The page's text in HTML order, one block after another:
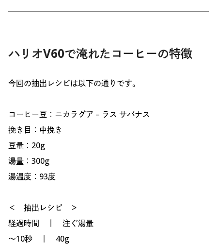
ハリオV60で淹れたコーヒーの特徴
今回の抽出レシピは以下の通りです。
コーヒー豆：ニカラグア – ラス サバナス
挽き目：中挽き
豆量：20g
湯量：300g
湯温度：93度
＜ 抽出レシピ ＞
経過時間 ｜ 注ぐ湯量
〜10秒 ｜ 40g